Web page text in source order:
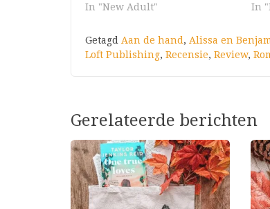
In "New Adult"
In
Getagd Aan de hand, Alissa en
Loft Publishing, Recensie, Review,
Gerelateerde berichten